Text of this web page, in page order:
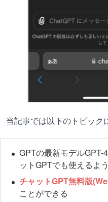
当記事では以下のトピック
GPTの最新モデルGPT-
ットGPTでも使えるよ
チャットGPT無料版
ことができる